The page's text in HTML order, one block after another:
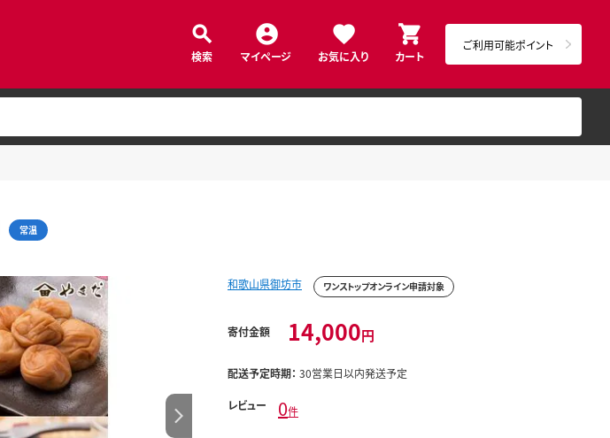
検索 マイページ お気に入り カート
ご利用可能ポイント
常温
和歌山県御坊市 ワンストップオンライン申請対象
寄付金額 14,000円
配送予定時期： 30営業日以内発送予定
レビュー 0件